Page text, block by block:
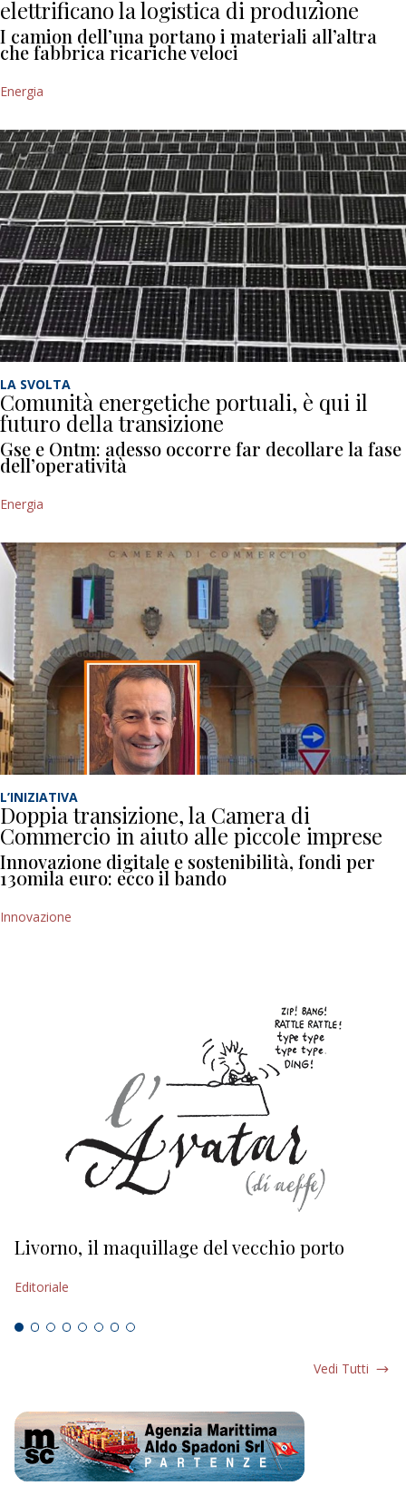
elettrificano la logistica di produzione
I camion dell’una portano i materiali all’altra
che fabbrica ricariche veloci
Energia
LA SVOLTA
Comunità energetiche portuali, è qui il
futuro della transizione
Gse e Ontm: adesso occorre far decollare la fase
dell’operatività
Energia
L’INIZIATIVA
Doppia transizione, la Camera di
Commercio in aiuto alle piccole imprese
Innovazione digitale e sostenibilità, fondi per
130mila euro: ecco il bando
Innovazione
Livorno, il maquillage del vecchio porto
Editoriale
Vedi Tutti